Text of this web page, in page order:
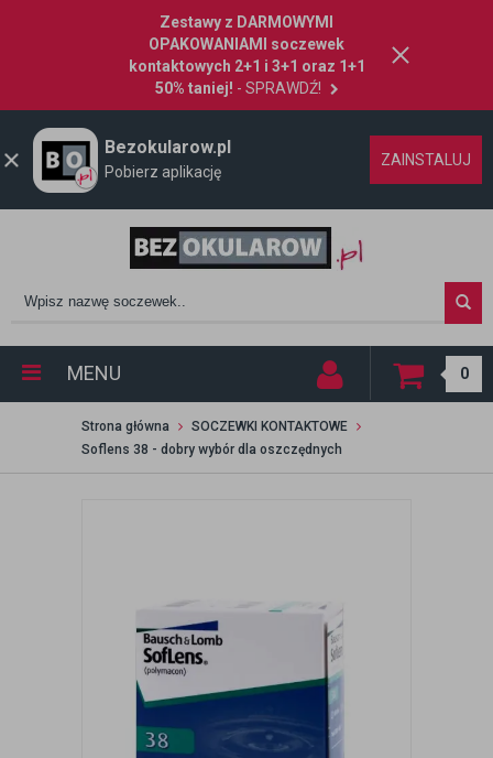
Zestawy z DARMOWYMI
OPAKOWANIAMI soczewek
kontaktowych 2+1 i 3+1 oraz 1+1
50% taniej! - SPRAWDŹ!
Bezokularow.pl
Pobierz aplikację
ZAINSTALUJ
MENU 0
Strona główna
SOCZEWKI KONTAKTOWE
Soflens 38 - dobry wybór dla oszczędnych